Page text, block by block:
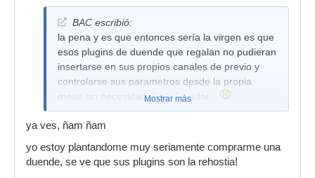
BAC escribió:
la pena y es que entonces sería la virgen es que
esos plugins de duende que regalan no pudieran
insertarse en sus propios canales de previo y
controlarse sus parametros desde la propia
mesa sin necesidad de ordenador...
Mostrar más
ya ves, ñam ñam
yo estoy plantandome muy seriamente comprarme una
duende, se ve que sus plugins son la rehostia!